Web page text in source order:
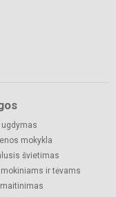
ugdymas
mokykla
švietimas
mokiniams ir tėvams